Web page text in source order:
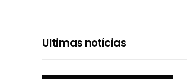
Ultimas notícias